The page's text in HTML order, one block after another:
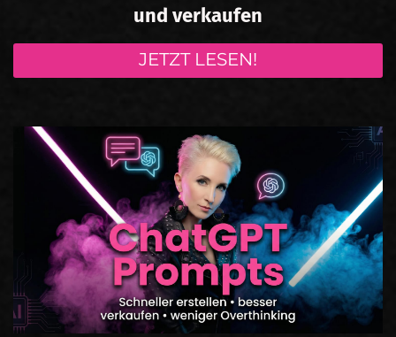
und verkaufen
JETZT LESEN!